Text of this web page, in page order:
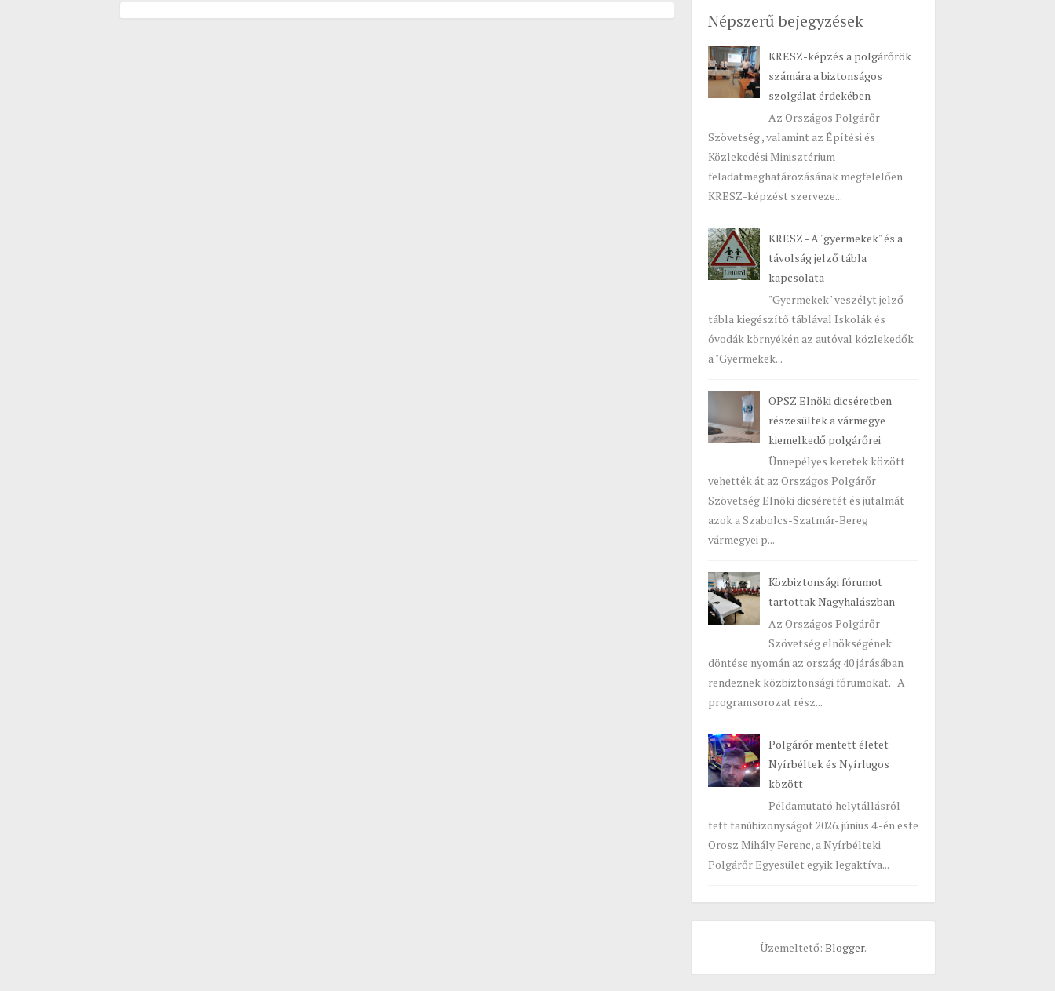
Népszerű bejegyzések
KRESZ-képzés a polgárőrök
számára a biztonságos
szolgálat érdekében
Az Országos Polgárőr
Szövetség , valamint az Építési és
Közlekedési Minisztérium
feladatmeghatározásának megfelelően
KRESZ-képzést szerveze...
KRESZ - A "gyermekek" és a
távolság jelző tábla
kapcsolata
"Gyermekek" veszélyt jelző
tábla kiegészítő táblával Iskolák és
óvodák környékén az autóval közlekedők
a "Gyermekek...
OPSZ Elnöki dicséretben
részesültek a vármegye
kiemelkedő polgárőrei
Ünnepélyes keretek között
vehették át az Országos Polgárőr
Szövetség Elnöki dicséretét és jutalmát
azok a Szabolcs-Szatmár-Bereg
vármegyei p...
Közbiztonsági fórumot
tartottak Nagyhalászban
Az Országos Polgárőr
Szövetség elnökségének
döntése nyomán az ország 40 járásában
rendeznek közbiztonsági fórumokat. A
programsorozat rész...
Polgárőr mentett életet
Nyírbéltek és Nyírlugos
között
Példamutató helytállásról
tett tanúbizonyságot 2026. június 4.-én este
Orosz Mihály Ferenc, a Nyírbélteki
Polgárőr Egyesület egyik legaktíva...
Üzemeltető: Blogger.